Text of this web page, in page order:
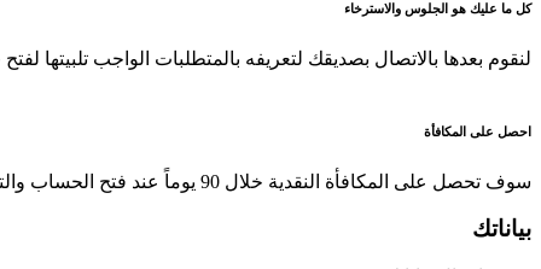
كل ما عليك هو الجلوس والاسترخاء
لنقوم بعدها بالاتصال بصديقك لتعريفه بالمتطلبات الواجب تلبيتها
احصل على المكافأة
سوف تحصل على المكافأة النقدية خلال 90 يوماً عند فتح الحساب والتأهل.
بياناتك